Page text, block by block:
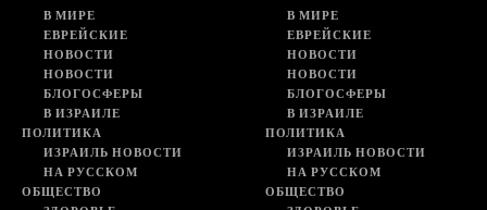
В МИРЕ
ЕВРЕЙСКИЕ
НОВОСТИ
НОВОСТИ
БЛОГОСФЕРЫ
В ИЗРАИЛЕ
ПОЛИТИКА
ИЗРАИЛЬ НОВОСТИ
НА РУССКОМ
ОБЩЕСТВО
В МИРЕ
ЕВРЕЙСКИЕ
НОВОСТИ
НОВОСТИ
БЛОГОСФЕРЫ
В ИЗРАИЛЕ
ПОЛИТИКА
ИЗРАИЛЬ НОВОСТИ
НА РУССКОМ
ОБЩЕСТВО